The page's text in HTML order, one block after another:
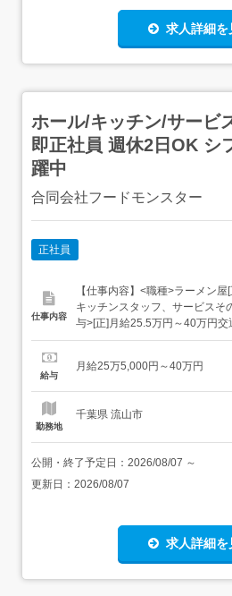
求人詳細を
ホール/キッチン/サービ
即正社員 週休2日OK シ
躍中
合同会社フードモンスター
正社員
仕事内容
【仕事内容】<職種>ラーメン屋
キッチンスタッフ、サービスそ
与>[正]月給25.5万円～40万円交
給あり!車通勤OKバイク通勤
給>飲食店未経験者:月25万5千円
給与
月給25万5,000円～40万円
勤務地
千葉県 流山市
公開・終了予定日： 2026/08/07 ～
更新日： 2026/08/07
求人詳細を